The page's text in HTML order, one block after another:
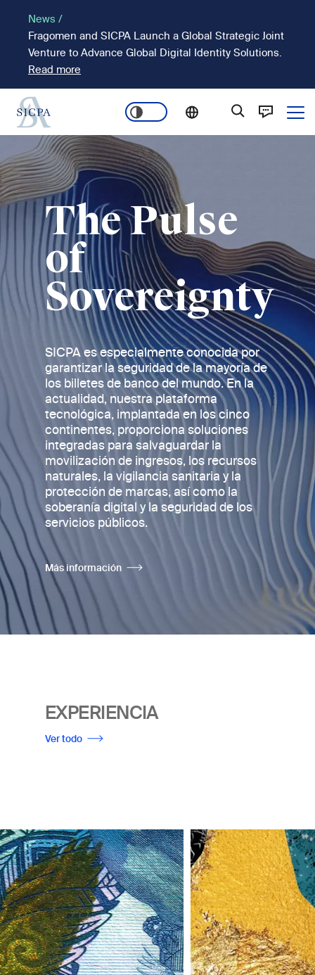
contenido
principal
News /
Fragomen and SICPA Launch a Global Strategic Joint
Venture to Advance Global Digital Identity Solutions.
Read more
Main
navigation
Imagen
The Pulse
of
Sovereignty
SICPA es especialmente conocida por
garantizar la seguridad de la mayoría de
los billetes de bancodel mundo. En la
actualidad, nuestra plataforma
tecnológica, implantada en los cinco
continentes, proporciona soluciones
integradas para salvaguardar la
movilización de ingresos, los recursos
naturales, la vigilancia sanitaria y la
protección de marcas, así como la
soberanía digital y la seguridad de los
servicios públicos.
Más información
EXPERIENCIA
Ver todo
Imagen